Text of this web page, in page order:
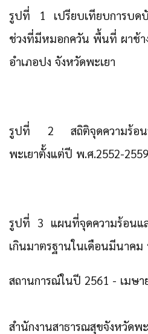
รูปที่ 1 เปรียบเทียบการบดบั
ช่วงที่มีหมอกควัน พื้นที่ ผาช้า
อำเภอปง จังหวัดพะเยา
รูปที่ 2 สถิติจุดความร้อนร
พะเยาตั้งแต่ปี พ.ศ.2552-2559
รูปที่ 3 แผนที่จุดความร้อนแ
เกินมาตรฐานในเดือนมีนาคม
สถานการณ์ในปี 2561 - เมษา
สำนักงานสาธารณสุขจังหวัด